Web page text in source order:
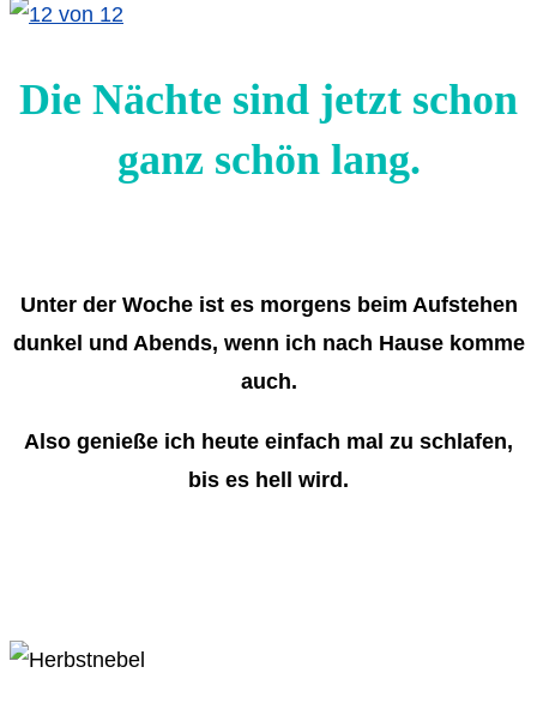
Die Nächte sind jetzt schon
ganz schön lang.
Unter der Woche ist es morgens beim Aufstehen
dunkel und Abends, wenn ich nach Hause komme
auch.
Also genieße ich heute einfach mal zu schlafen,
bis es hell wird.